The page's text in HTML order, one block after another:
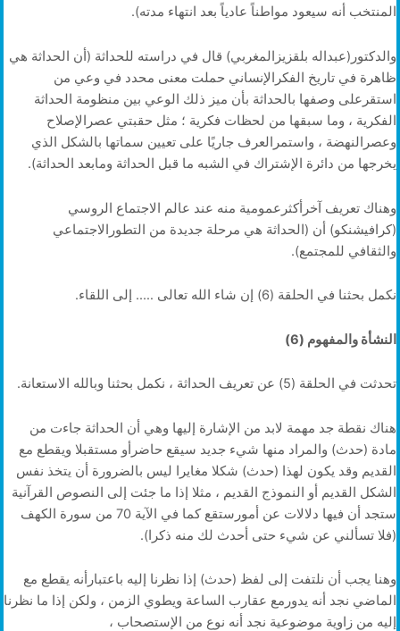
المنتخب أنه سيعود مواطناً عادياً بعد انتهاء مدته).
والدكتور(عبداله بلقزيزالمغربي) قال في دراسته للحداثة (أن الحداثة هي
ظاهرة في تاريخ الفكرالإنساني حملت معنى محدد في وعي من
استقرعلى وصفها بالحداثة بأن ميز ذلك الوعي بين منظومة الحداثة
الفكرية ، وما سبقها من لحظات فكرية ؛ مثل حقبتي عصرالإصلاح
وعصرالنهضة ، واستمرالعرف جاريًا على تعيين سماتها بالشكل الذي
يخرجها من دائرة الإشتراك في الشبه ما قبل الحداثة ومابعد الحداثة).
وهناك تعريف آخرأكثرعمومية منه عند عالم الاجتماع الروسي
(كرافيشنكو) أن (الحداثة هي مرحلة جديدة من التطورالاجتماعي
والثقافي للمجتمع).
نكمل بحثنا في الحلقة (6) إن شاء الله تعالى ….. إلى اللقاء.
النشأة والمفهوم (6)
تحدثت في الحلقة (5) عن تعريف الحداثة ، نكمل بحثنا وبالله الاستعانة.
هناك نقطة جد مهمة لابد من الإشارة إليها وهي أن الحداثة جاءت من
مادة (حدث) والمراد منها شيء جديد سيقع حاضرأو مستقبلا ويقطع مع
القديم وقد يكون لهذا (حدث) شكلا مغايرا ليس بالضرورة أن يتخذ نفس
الشكل القديم أو النموذج القديم ، مثلا إذا ما جئت إلى النصوص القرآنية
ستجد أن فيها دلالات عن أمورستقع كما في الآية 70 من سورة الكهف
(فلا تسألني عن شيء حتى أحدث لك منه ذكرا).
وهنا يجب أن نلتفت إلى لفظ (حدث) إذا نظرنا إليه باعتبارأنه يقطع مع
الماضي نجد أنه يدورمع عقارب الساعة ويطوي الزمن ، ولكن إذا ما نظرنا
إليه من زاوية موضوعية نجد أنه نوع من الإستصحاب ،